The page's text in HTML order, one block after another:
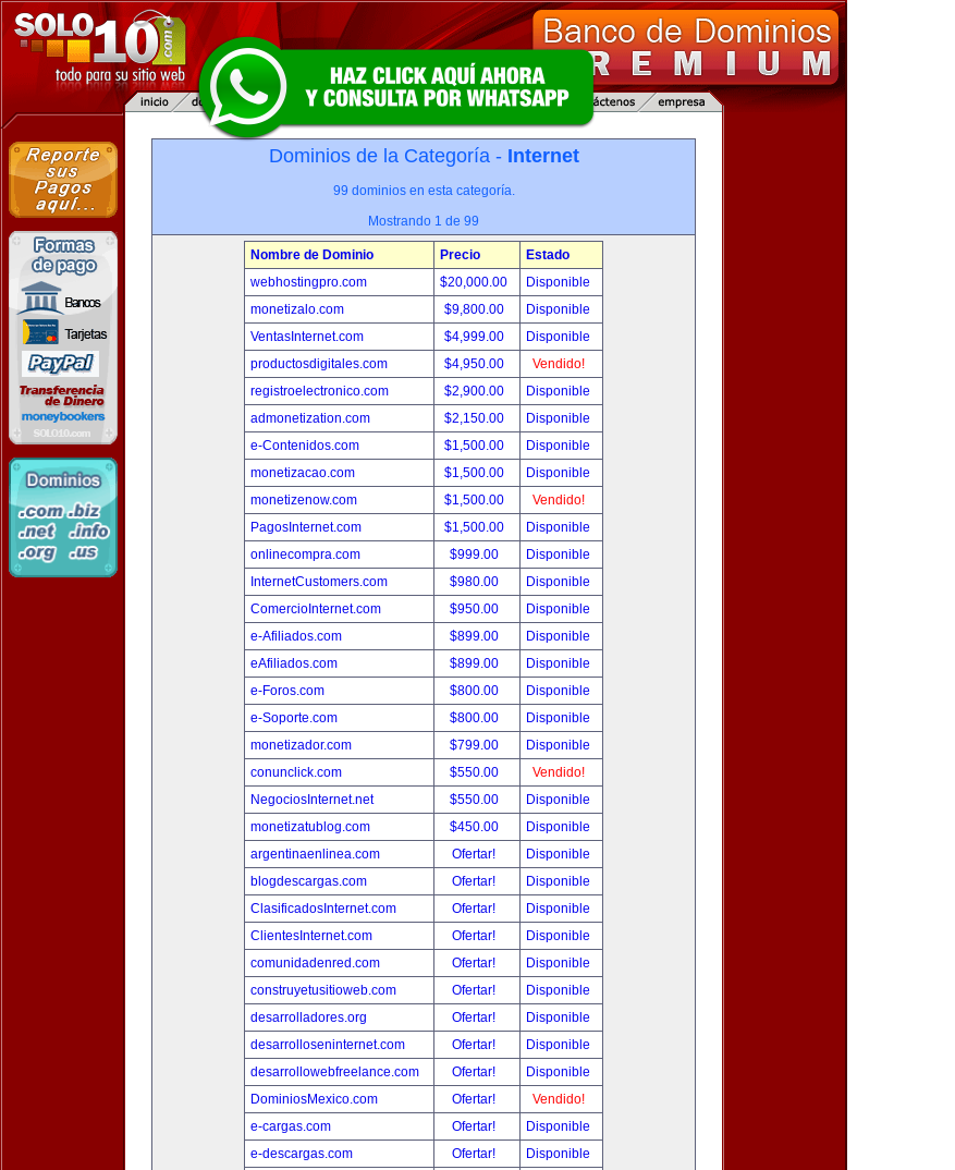
Dominios de la Categoría - Internet
99 dominios en esta categoría.
Mostrando 1 de 99
Nombre de Dominio Precio
Estado
webhostingpro.com
$20,000.00
Disponible
monetizalo.com
$9,800.00
Disponible
VentasInternet.com
$4,999.00
Disponible
productosdigitales.com
$4,950.00
Vendido!
registroelectronico.com
$2,900.00
Disponible
admonetization.com
$2,150.00
Disponible
e-Contenidos.com
$1,500.00
Disponible
monetizacao.com
$1,500.00
Disponible
monetizenow.com
$1,500.00
Vendido!
PagosInternet.com
$1,500.00
Disponible
onlinecompra.com
$999.00
Disponible
InternetCustomers.com
$980.00
Disponible
ComercioInternet.com
$950.00
Disponible
e-Afiliados.com
$899.00
Disponible
eAfiliados.com
$899.00
Disponible
e-Foros.com
$800.00
Disponible
e-Soporte.com
$800.00
Disponible
monetizador.com
$799.00
Disponible
conunclick.com
$550.00
Vendido!
NegociosInternet.net
$550.00
Disponible
monetizatublog.com
$450.00
Disponible
argentinaenlinea.com
Ofertar!
Disponible
blogdescargas.com
Ofertar!
Disponible
ClasificadosInternet.com
Ofertar!
Disponible
ClientesInternet.com
Ofertar!
Disponible
comunidadenred.com
Ofertar!
Disponible
construyetusitioweb.com
Ofertar!
Disponible
desarrolladores.org
Ofertar!
Disponible
desarrolloseninternet.com
Ofertar!
Disponible
desarrollowebfreelance.com
Ofertar!
Disponible
DominiosMexico.com
Ofertar!
Vendido!
e-cargas.com
Ofertar!
Disponible
e-descargas.com
Ofertar!
Disponible